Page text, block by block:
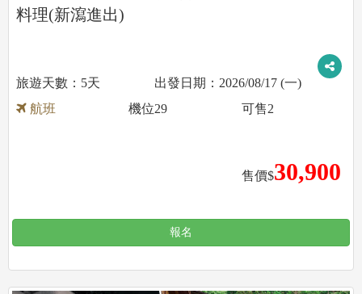
料理(新瀉進出)
5天
2026/08/17 (一)
航班
售價$30,900
機位29 可售2
報名